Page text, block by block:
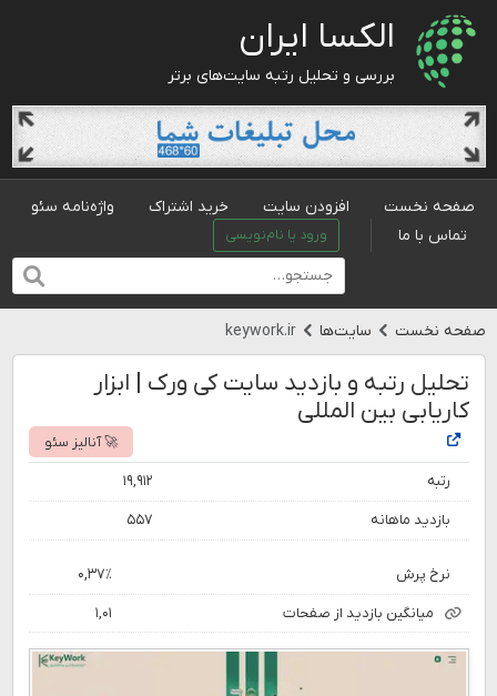
الکسا ایران
بررسی و تحلیل رتبه سایت‌های برتر
صفحه نخست افزودن سایت خرید اشتراک
واژه‌نامه سئو
تماس با ما
ورود یا نام‌نویسی
صفحه نخست سایت‌ها keywork.ir
تحلیل رتبه و بازدید سایت کی ورک | ابزار
کاریابی بین المللی
🚀 آنالیز سئو
رتبه ۱۹,۹۱۲
بازدید ماهانه ۵۵۷
نرخ پرش ۰,۳۷٪
میانگین بازدید از صفحات ۱,۰۱